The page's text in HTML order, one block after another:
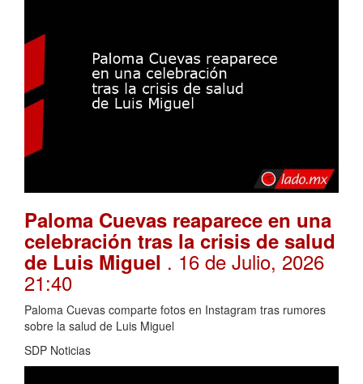
Paloma Cuevas reaparece en una
celebración tras la crisis de salud
de Luis Miguel . 16 de Julio, 2026
21:40
Paloma Cuevas comparte fotos en Instagram tras rumores
sobre la salud de Luis Miguel
SDP Noticias